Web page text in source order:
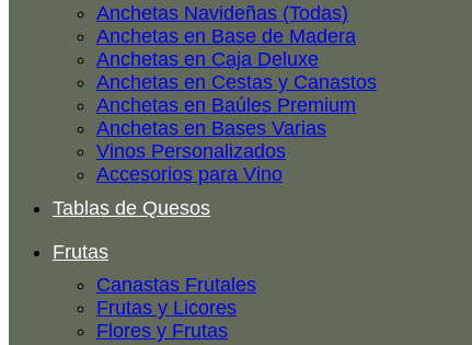
Anchetas Navideñas (Todas)
Anchetas en Base de Madera
Anchetas en Caja Deluxe
Anchetas en Cestas y Canastos
Anchetas en Baúles Premium
Anchetas en Bases Varias
Vinos Personalizados
Accesorios para Vino
Tablas de Quesos
Frutas
Canastas Frutales
Frutas y Licores
Flores y Frutas